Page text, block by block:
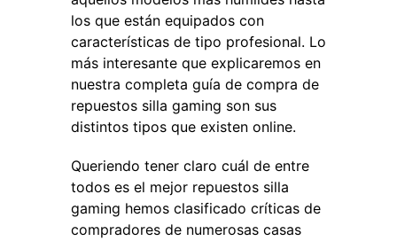
los que están equipados con
características de tipo profesional. Lo
más interesante que explicaremos en
nuestra completa guía de compra de
repuestos silla gaming son sus
distintos tipos que existen online.
Queriendo tener claro cuál de entre
todos es el mejor repuestos silla
gaming hemos clasificado críticas de
compradores de numerosas casas